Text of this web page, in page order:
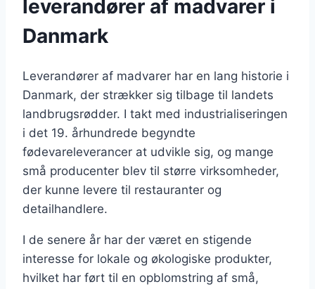
leverandører af madvarer i
Danmark
Leverandører af madvarer har en lang historie i
Danmark, der strækker sig tilbage til landets
landbrugsrødder. I takt med industrialiseringen
i det 19. århundrede begyndte
fødevareleverancer at udvikle sig, og mange
små producenter blev til større virksomheder,
der kunne levere til restauranter og
detailhandlere.
I de senere år har der været en stigende
interesse for lokale og økologiske produkter,
hvilket har ført til en opblomstring af små,